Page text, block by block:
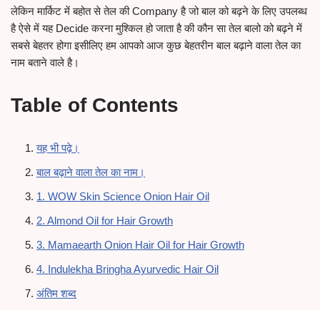
लेकिन मार्किट में बहोत से तेल की Company है जो बाल को बढ़ने के लिए उपलब्ध
है ऐसे में यह Decide करना मुश्किल हो जाता है की कौन सा तेल बालो को बढ़ने में
सबसे बेहतर होगा इसीलिए हम आपको आज कुछ बेहतरीन बाल बढ़ाने वाला तेल का
नाम बताने वाले है।
Table of Contents
यह भी पढ़े।
बाल बढ़ाने वाला तेल का नाम।
1. WOW Skin Science Onion Hair Oil
2. Almond Oil for Hair Growth
3. Mamaearth Onion Hair Oil for Hair Growth
4. Indulekha Bringha Ayurvedic Hair Oil
अंतिम शब्द